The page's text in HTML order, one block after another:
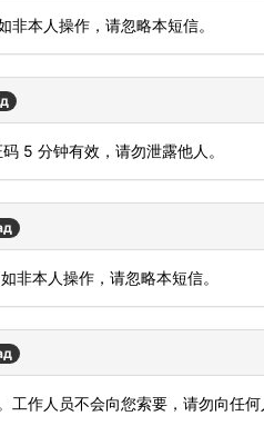
非本人操作，请忽略本短信。
5 分钟有效，请勿泄露他人。
非本人操作，请忽略本短信。
工作人员不会向您索要，请勿向任何